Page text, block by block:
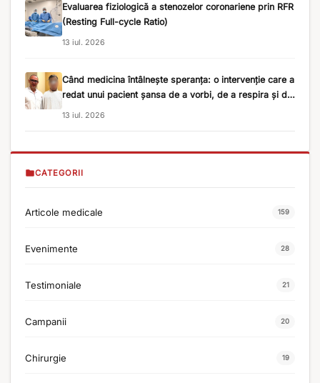
Evaluarea fiziologică a stenozelor coronariene prin RFR
(Resting Full-cycle Ratio)
13 iul. 2026
Când medicina întâlnește speranța: o intervenție care a
redat unui pacient șansa de a vorbi, de a respira și de
13 iul. 2026
CATEGORII
Articole medicale 159
Evenimente 28
Testimoniale 21
Campanii 20
Chirurgie 19